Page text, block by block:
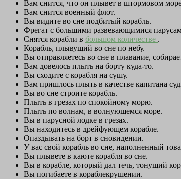
Вам снится, что он плывет в штормовом
Вам снится военный флот.
Вы видите во сне подбитый корабль.
Фрегат с большими развевающимися
Снятся корабли в большом количестве .
Корабль, плывущий во сне по небу.
Вы отправляетесь во сне в плавание,
Вам довелось плыть на борту куда-то.
Вы сходите с корабля на сушу.
Вам пришлось плыть в качестве капитана
Вы во сне строите корабль.
Плыть в грезах по спокойному морю.
Плыть по волнам, в волнующемся море.
Вы в парусной лодке в грезах.
Вы находитесь в дрейфующем корабле.
Опаздывать на борт в сновидении.
У вас свой корабль во сне, наполненный
Вы плывете в каюте корабля во сне.
Вы в корабле, который дал течь, тонущий
Вы погибаете в кораблекрушении.